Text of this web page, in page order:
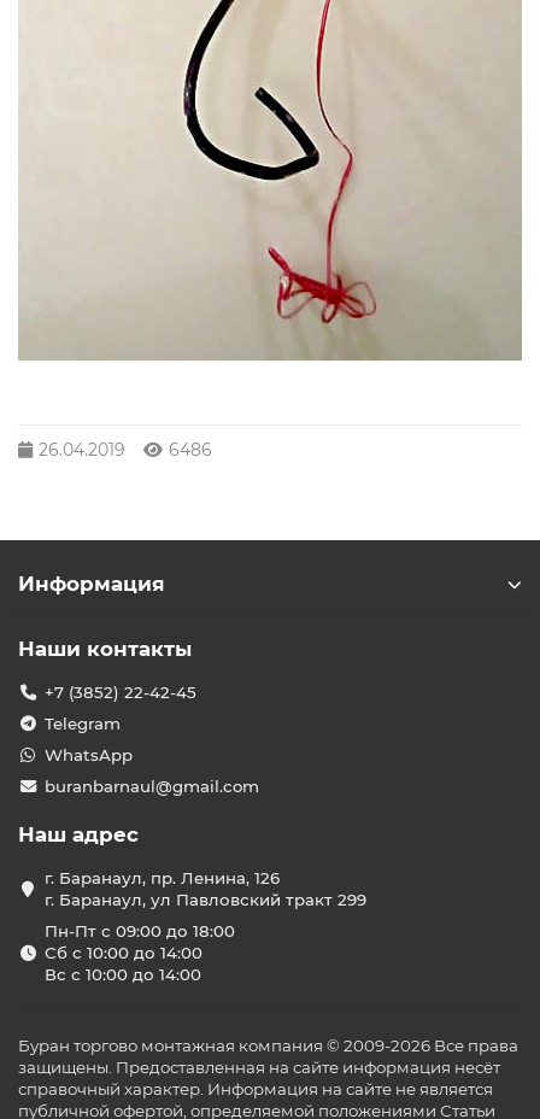
26.04.2019 6486
Информация
Наши контакты
+7 (3852) 22-42-45
Telegram
WhatsApp
buranbarnaul@gmail.com
Наш адрес
г. Баранаул, пр. Ленина, 126
г. Баранаул, ул Павловский тракт 299
Пн-Пт с 09:00 до 18:00
Сб с 10:00 до 14:00
Вс с 10:00 до 14:00
Буран торгово монтажная компания © 2009-2026 Все права
защищены. Предоставленная на сайте информация несёт
справочный характер. Информация на сайте не является
публичной офертой, определяемой положениями Статьи